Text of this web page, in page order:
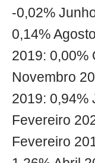
-0,02%
0,14%
2019: 0,00%
Novembro
2019: 0,94%
Fevereiro
Fevereiro